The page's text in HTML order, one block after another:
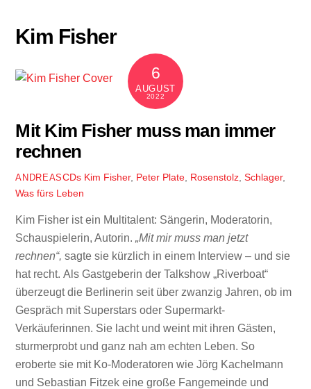
Kim Fisher
6
AUGUST
2022
Mit Kim Fisher muss man immer
rechnen
ANDREASCDs Kim Fisher, Peter Plate, Rosenstolz, Schlager,
Was fürs Leben
Kim Fisher ist ein Multitalent: Sängerin, Moderatorin,
Schauspielerin, Autorin.„Mit mir muss man jetzt
rechnen“, sagte sie kürzlich in einem Interview – und sie
hat recht. Als Gastgeberin der Talkshow „Riverboat“
überzeugt die Berlinerin seit über zwanzig Jahren, ob im
Gespräch mit Superstars oder Supermarkt-
Verkäuferinnen. Sie lacht und weint mit ihren Gästen,
sturmerprobt und ganz nah am echten Leben. So
eroberte sie mit Ko-Moderatoren wie Jörg Kachelmann
und Sebastian Fitzek eine große Fangemeinde und